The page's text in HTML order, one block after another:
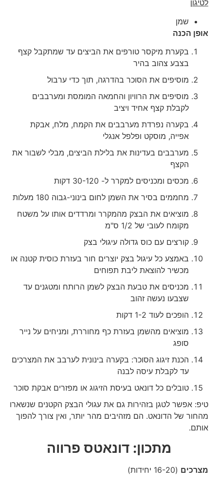
לטיגון
שמן
אופן הכנה
בקערת מיקסר טורפים את הביצים עד שמתקבל קצף
בצבע צהוב בהיר
מוסיפים את הסוכר בהדרגה, תוך כדי ערבול
מוסיפים את הרוויון והחמאה המומסת ומערבבים
לקבלת קצף אחיד ויציב
בקערה נפרדת מערבבים את הקמח, מלח, אבקת
אפייה, מוסקט ופלפל אנגלי
מערבבים בעדינות את בלילת הביצים, מבלי לשבור את
הקצף
מכסים ומכניסים למקרר ל- 30-120 דקות
מחממים בסיר את השמן לחום בינוני-גבוה 180 מעלות
מוציאים את הבצק מהמקרר ומרדדים אותו על משטח
מקומח לעובי של 1/2 ס"מ
קורצים עם כוס גדולה עיגולי בצק
באמצע כל עיגול בצק יוצרים חור בעזרת כוסית קטנה או
מכשיר להוצאת ליבת תפוחים
מכניסים את טבעת הבצק לשמן הרותח ומטגנים עד
שצבעו נעשה זהוב
הופכים לעוד 1-2 דקות
מוציאים מהשמן בעזרת כף מחוררת, ומניחים על נייר
סופג
הכנת זיגוג הסוכר: בקערה בינונית לערבב את המצרכים
עד לקבלת עיסה לבנה
טובלים כל דונאט בעיסת הזיגוג או מפזרים אבקת סוכר
טיפ: אפשר לטגן בזהירות גם את עגולי הבצק הקטנים שנשארו
מהחור של הדונאט. הם מזהיבים מהר יותר, ואין צורך להפוך
אותם.
מתכון: דונאטס פרווה
מצרכים(16-20 יחידות)